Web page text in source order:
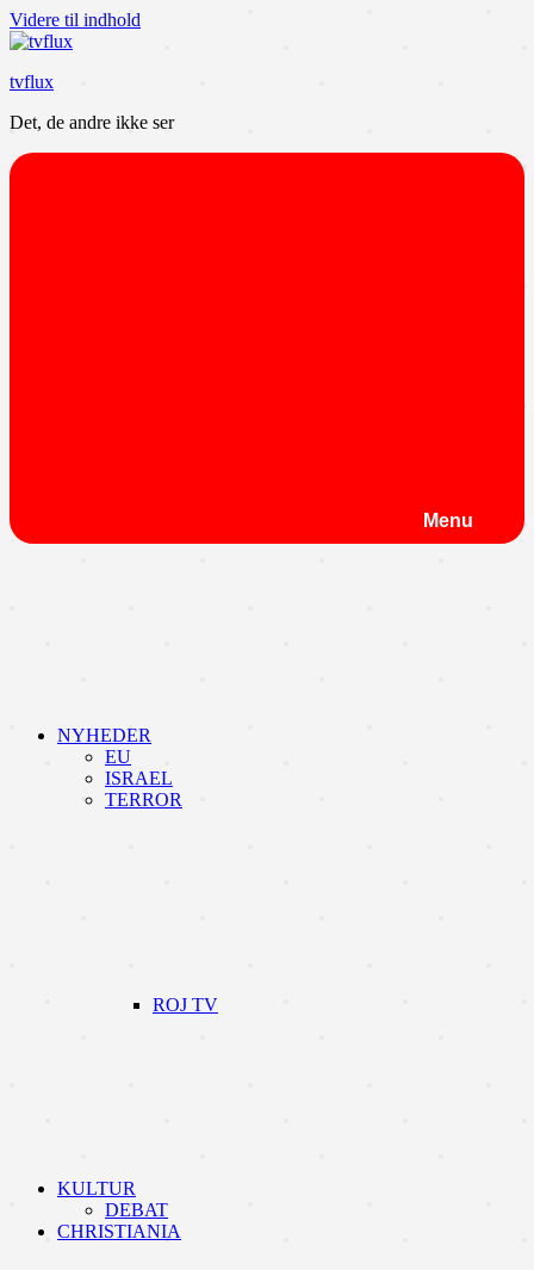
Videre til indhold
tvflux
Det, de andre ikke ser
Menu
NYHEDER
EU
ISRAEL
TERROR
ROJ TV
KULTUR
DEBAT
CHRISTIANIA